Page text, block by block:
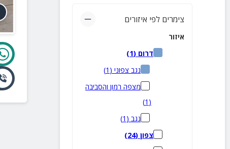
צימרים לפי איזורים
איזור
דרום (
1
)
נגב צפוני (
1
)
מצפה רמון והסביבה
(
1
)
נגב (
1
)
צפון (
24
)